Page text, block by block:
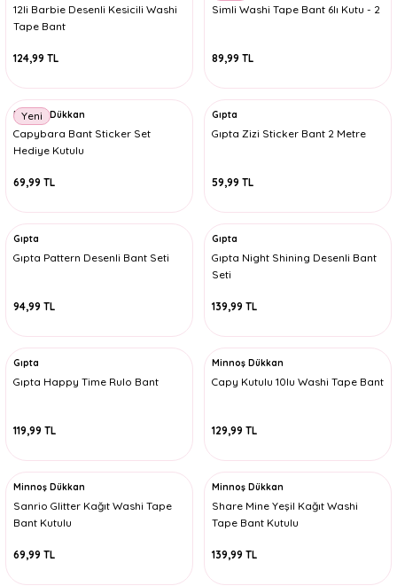
12li Barbie Desenli Kesicili Washi
Tape Bant
124,99 TL
Simli Washi Tape Bant 6lı Kutu - 2
89,99 TL
Yeni
Minnoş Dükkan
Capybara Bant Sticker Set
Hediye Kutulu
69,99 TL
Gıpta
Gıpta Zizi Sticker Bant 2 Metre
59,99 TL
Gıpta
Gıpta Pattern Desenli Bant Seti
94,99 TL
Gıpta
Gıpta Night Shining Desenli Bant
Seti
139,99 TL
Gıpta
Gıpta Happy Time Rulo Bant
119,99 TL
Minnoş Dükkan
Capy Kutulu 10lu Washi Tape Bant
129,99 TL
Minnoş Dükkan
Sanrio Glitter Kağıt Washi Tape
Bant Kutulu
69,99 TL
Minnoş Dükkan
Share Mine Yeşil Kağıt Washi
Tape Bant Kutulu
139,99 TL